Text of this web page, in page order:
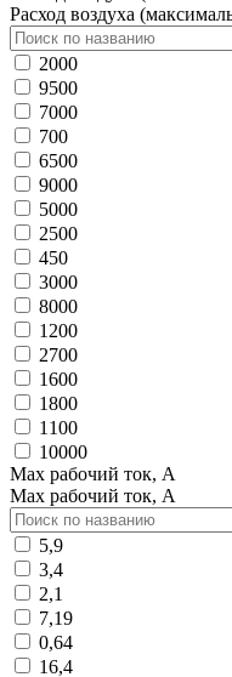
Расход воздуха
2000
9500
7000
700
6500
9000
5000
2500
450
3000
8000
1200
2700
1600
1800
1100
10000
Max рабочий ток, А
Max рабочий ток, А
5,9
3,4
2,1
7,19
0,64
16,4